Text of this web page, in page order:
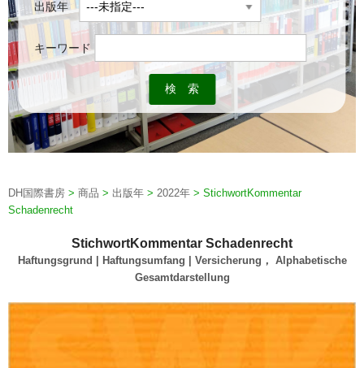
出版年
キーワード
DH国際書房 > 商品 > 出版年 > 2022年 > StichwortKommentar
Schadenrecht
StichwortKommentar Schadenrecht
Haftungsgrund | Haftungsumfang | Versicherung， Alphabetische
Gesamtdarstellung